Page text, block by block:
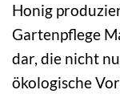
Honig
Gartenpflege
dar, die nicht
ökologische